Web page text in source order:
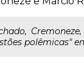
polêmicas"